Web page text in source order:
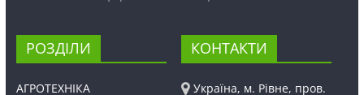
РОЗДІЛИ
АГРОТЕХНІКА
КОНТАКТИ
Україна, м. Рівне, пров.